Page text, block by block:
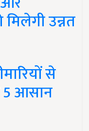
उन्नत
से
आसान